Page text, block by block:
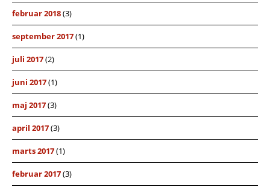
februar 2018(3)
september 2017(1)
juli 2017(2)
juni 2017(1)
maj 2017(3)
april 2017(3)
marts 2017(1)
februar 2017(3)